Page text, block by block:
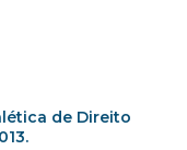
de Direito